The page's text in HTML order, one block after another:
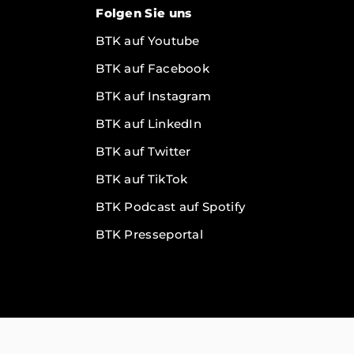
Folgen Sie uns
BTK auf Youtube
BTK auf Facebook
BTK auf Instagram
BTK auf LinkedIn
BTK auf Twitter
BTK auf TikTok
BTK Podcast auf Spotify
BTK Presseportal